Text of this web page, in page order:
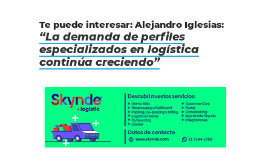
Te puede interesar: Alejandro Iglesias:
“La demanda de perfiles
especializados en logística
continúa creciendo”